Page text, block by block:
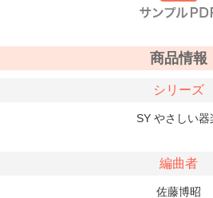
商品情報
シリーズ
SY やさしい器
編曲者
佐藤博昭